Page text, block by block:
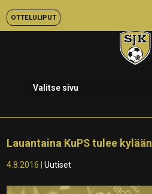
OTTELULIPUT
Valitse sivu
Lauantaina KuPS tulee kylään
4.8.2016 |Uutiset